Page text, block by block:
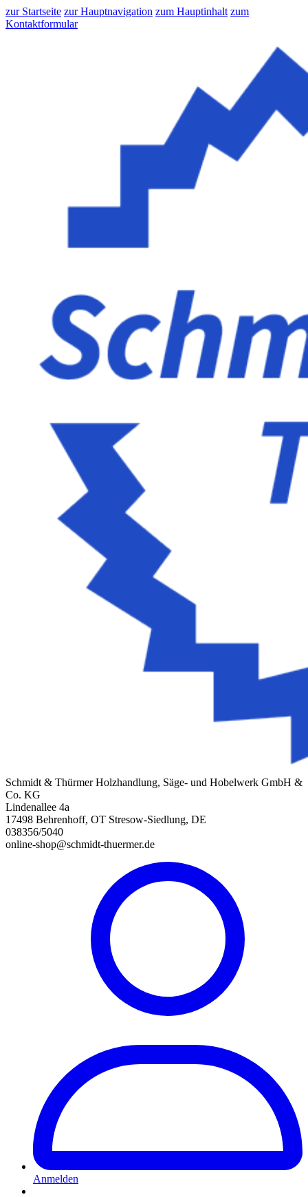
zur Startseite zur Hauptnavigation zum Hauptinhalt zum
Kontaktformular
Schmidt & Thürmer Holzhandlung, Säge- und Hobelwerk GmbH &
Co. KG
Lindenallee 4a
17498 Behrenhoff, OT Stresow-Siedlung, DE
038356/5040
online-shop@schmidt-thuermer.de
Anmelden